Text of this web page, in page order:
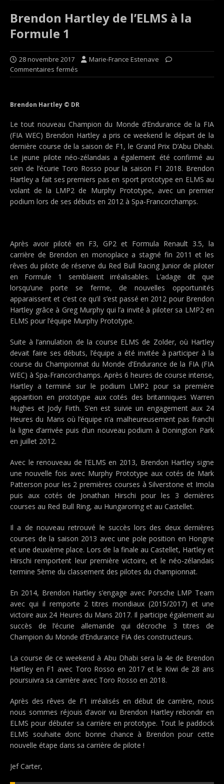
Brendon Hartley de l’ELMS à la
Formule 1
28 novembre 2017
Marie-France Estenave
Commentaires fermés
Brendon Hartley © DR
Le tout nouveau Champion du Monde d’Endurance de la FIA
(FIA WEC) Brendon Hartley a pris ce weekend le départ de la
dernière course de la saison de F1, le Grand Prix D’Abu Dhabi.
Le jeune pilote néo-zélandais a également été confirmé au
sein de l’écurie Toro Rosso pour la saison F1 2018. Brendon
Hartley a fait ses premiers pas en sport prototype en ELMS au
volant de la LMP2 de Murphy Prototype, avec un premier
podium lors de ses débuts en 2012 à Spa-Francorchamps.
Après avoir piloté en F3, GP2 et Formula Renault 3.5, la
carrière de Brendon en monoplace a stagné fin 2011 et les
rêves du pilote de réserve du Red Bull Racing Junior de piloter
en Formule 1 semblaient irréalisables. L’adage dit que
lorsqu’une porte se ferme, de nouvelles opportunités
apparaissent et c’est ce qu’il s’est passé en 2012 pour Brendon
Hartley grâce à Greg Murphy qui l’a invité à piloter sa LMP2 en
ELMS pour l’équipe Murphy Prototype.
Suite à l’annulation de la course ELMS de Zolder, où Hartley
devait faire ses débuts, l’équipe a été invitée à participer à la
course du Championnat du Monde d’Endurance de la FIA (FIA
WEC) à Spa-Francorchamps. Après 6 heures de course intense,
Hartley a terminé sur le podium LMP2 pour sa première
apparition en prototype aux cotés des britanniques Warren
Hughes et Jody Firth. S’en est suivie un engagement aux 24
Heures du Mans où l’équipe n’a malheureusement pas franchi
la ligne d’arrivée puis d’un nouveau podium à Donington Park
en juillet 2012.
Avec le renouveau de l’ELMS en 2013, Brendon Hartley signe
une nouvelle fois avec Murphy Prototype aux cotés de Mark
Patterson pour les 2 premières courses à Silverstone et Imola
puis aux cotés de Jonathan Hirschi pour les 3 dernières
courses au Red Bull Ring, au Hungaroring et au Castellet.
Il a de nouveau retrouvé le succès lors des deux dernières
courses de la saison 2013 avec une pole position en Hongrie
et une deuxième place. Lors de la finale au Castellet, Hartley et
Hirschi remportent leur première victoire, et le néo-zélandais
termine 5ème du classement des pilotes du championnat.
En 2014, Brendon Hartley s’engage avec Porsche LMP Team
avec qui il remporte 2 titres mondiaux (2015/2017) et une
victoire aux 24 Heures du Mans 2017. Il participe également au
succès de l’écurie allemande qui décroche 3 titres de
Champion du Monde d’Endurance FIA des constructeurs.
La course de ce weekend à Abu Dhabi sera la 4e de Brendon
Hartley en F1 avec Toro Rosso en 2017 et le Kiwi de 28 ans
poursuivra sa carrière avec Toro Rosso en 2018.
Après des rêves de F1 irréalisés en début de carrière, nous
nous sommes réjouis d’avoir vu Brendon Hartley rebondir en
ELMS pour débuter sa carrière en prototype. Tout le paddock
ELMS souhaite donc bonne chance à Brendon pour cette
nouvelle étape dans sa carrière de pilote !
Jef Carter,